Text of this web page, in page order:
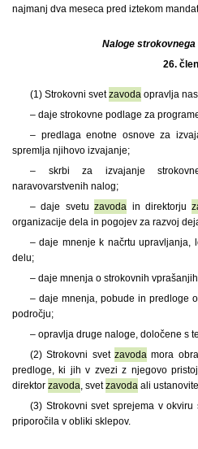
najmanj dva meseca pred iztekom
Naloge
26. člen
(1) Strokovni svetzavodaopravlja
– daje strokovne podlage za
– predlaga enotne osnove za
spremlja njihovo izvajanje;
– skrbi za izvajanje
naravovarstvenih nalog;
– daje svetuzavoda in direktorju
organizacije dela in pogojev za razvoj
– daje mnenje k načrtu upravljanja,
delu;
– daje mnenja o strokovnih
– daje mnenja, pobude in predloge
področju;
– opravlja druge naloge, določene s
(2) Strokovni svet zavodamora
predloge, ki jih v zvezi z njegovo
direktor zavoda, svetzavoda ali
(3) Strokovni svet sprejema v
priporočila v obliki sklepov.